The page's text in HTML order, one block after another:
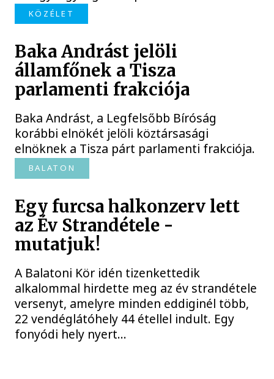
KÖZÉLET
Baka Andrást jelöli
államfőnek a Tisza
parlamenti frakciója
Baka Andrást, a Legfelsőbb Bíróság
korábbi elnökét jelöli köztársasági
elnöknek a Tisza párt parlamenti frakciója.
BALATON
Egy furcsa halkonzerv lett
az Év Strandétele -
mutatjuk!
A Balatoni Kör idén tizenkettedik
alkalommal hirdette meg az év strandétele
versenyt, amelyre minden eddiginél több,
22 vendéglátóhely 44 étellel indult. Egy
fonyódi hely nyert...